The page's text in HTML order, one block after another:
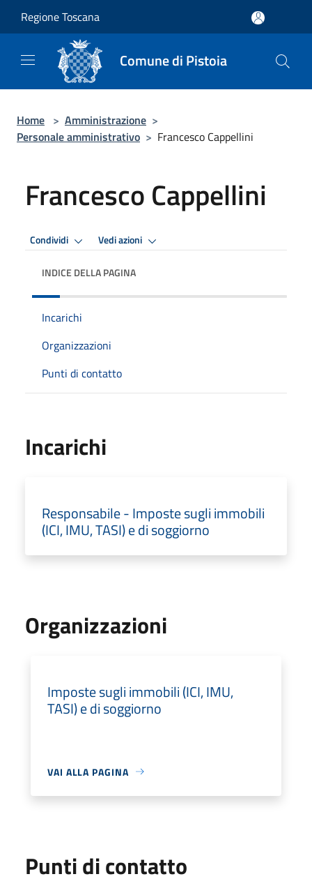
Regione Toscana
Comune di Pistoia
Home > Amministrazione >
Personale amministrativo > Francesco Cappellini
Francesco Cappellini
Condividi Vedi azioni
INDICE DELLA PAGINA
Incarichi
Organizzazioni
Punti di contatto
Incarichi
Responsabile - Imposte sugli immobili
(ICI, IMU, TASI) e di soggiorno
Organizzazioni
Imposte sugli immobili (ICI, IMU,
TASI) e di soggiorno
VAI ALLA PAGINA
Punti di contatto